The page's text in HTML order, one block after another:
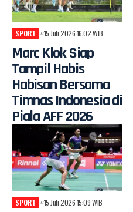
SPORT 15 Juli 2026 16:02 WIB
Marc Klok Siap
Tampil Habis
Habisan Bersama
Timnas Indonesia di
Piala AFF 2026
SPORT 15 Juli 2026 15:09 WIB